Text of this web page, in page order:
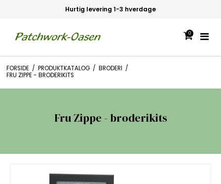
Hurtig levering 1-3 hverdage
0
FORSIDE / PRODUKTKATALOG / BRODERI /
FRU ZIPPE - BRODERIKITS
Fru Zippe - broderikits